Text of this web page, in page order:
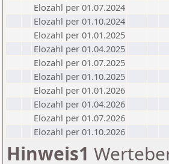
Elozahl per 01.07.2024
Elozahl per 01.10.2024
Elozahl per 01.01.2025
Elozahl per 01.04.2025
Elozahl per 01.07.2025
Elozahl per 01.10.2025
Elozahl per 01.01.2026
Elozahl per 01.04.2026
Elozahl per 01.07.2026
Elozahl per 01.10.2026
Hinweis1